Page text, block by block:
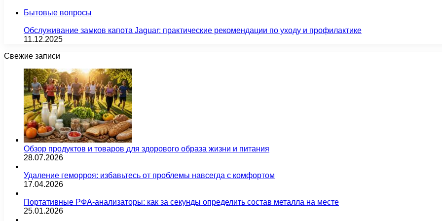
Бытовые вопросы
Обслуживание замков капота Jaguar: практические рекомендации по уходу и профилактике
11.12.2025
Свежие записи
Обзор продуктов и товаров для здорового образа жизни и питания
28.07.2026
Удаление геморроя: избавьтесь от проблемы навсегда с комфортом
17.04.2026
Портативные РФА-анализаторы: как за секунды определить состав металла на месте
25.01.2026